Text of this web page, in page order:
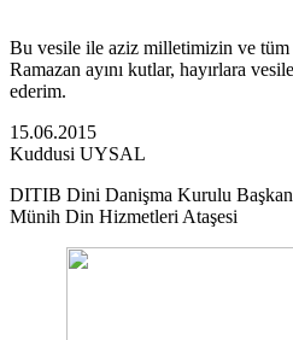
Bu vesile ile aziz milletimizin ve
Ramazan ayını kutlar, hayırlara
ederim.
15.06.2015
Kuddusi UYSAL
DITIB Dini Danişma Kurulu Başkan
Münih Din Hizmetleri Ataşesi